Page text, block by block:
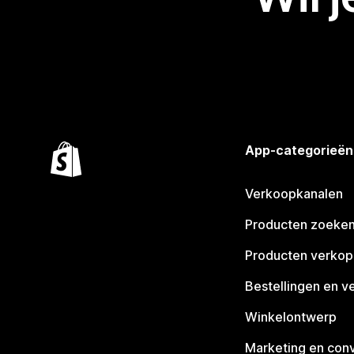
App-categorieën
Verkoopkanalen
Producten zoeken
Producten
Bestellingen en
Winkelontwerp
Marketing en